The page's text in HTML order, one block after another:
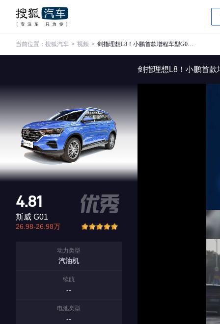
当前位置： 搜狐汽车 > 视频 > 剑指理想L8！小鹏首款增程车型G01曝光
4.81
斯威 G01
26.98-26.98万
动力类型
汽油机
续航
--
电池类型
--
剑指理想L8！小鹏首款